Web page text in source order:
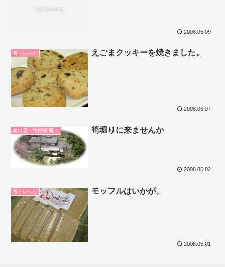
2008.05.09
食・レシピ えごまクッキーを焼きました。
2008.05.07
奥出雲・古民家 暖々 筍堀りに来ませんか
2008.05.02
食・レシピ モッフルはいかが。
2008.05.01